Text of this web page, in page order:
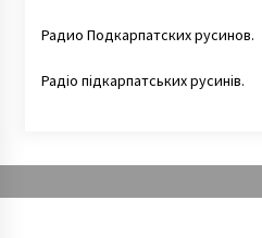
Радио Подкарпатских русинов.
Радіо підкарпатських русинів.